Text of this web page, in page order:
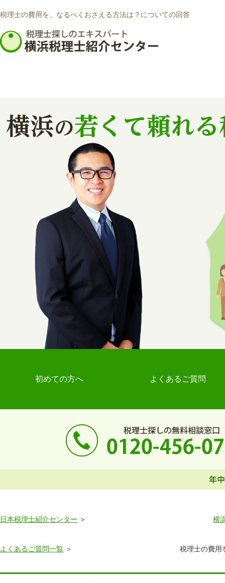
税理士の費用を、なるべくおさえる方法は？についての回答
初めての方へ よくあるご質問
日本税理士紹介センター 横
よくあるご質問一覧 税理士の費用